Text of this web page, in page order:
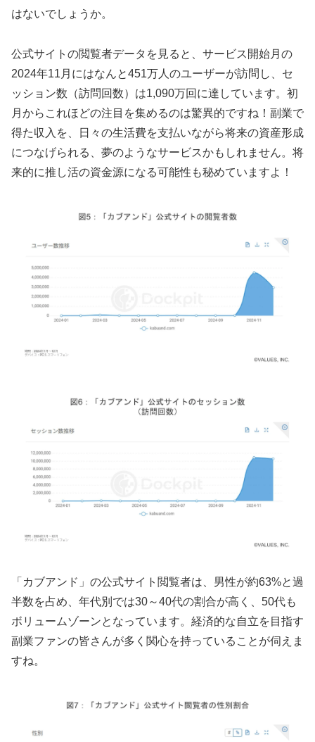
はないでしょうか。
公式サイトの閲覧者データを見ると、サービス開始月の
2024年11月にはなんと451万人のユーザーが訪問し、セ
ッション数（訪問回数）は1,090万回に達しています。初
月からこれほどの注目を集めるのは驚異的ですね！副業で
得た収入を、日々の生活費を支払いながら将来の資産形成
につなげられる、夢のようなサービスかもしれません。将
来的に推し活の資金源になる可能性も秘めていますよ！
「カブアンド」の公式サイト閲覧者は、男性が約63%と過
半数を占め、年代別では30～40代の割合が高く、50代も
ボリュームゾーンとなっています。経済的な自立を目指す
副業ファンの皆さんが多く関心を持っていることが伺えま
すね。